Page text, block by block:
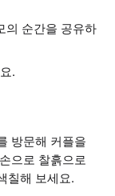
의 순간을 공유하
.
방문해 커플을
으로 찰흙으로
칠해 보세요.